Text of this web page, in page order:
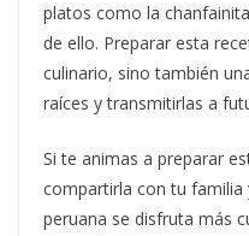
platos como la
de ello. Preparar esta
culinario, sino también
raíces y transmitirlas a
Si te animas a preparar
compartirla con tu
peruana se disfruta más